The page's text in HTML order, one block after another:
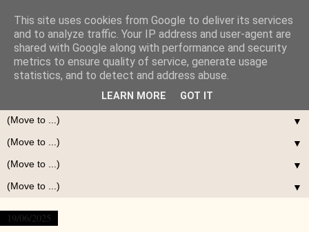
▼
▼
▼
▼
19/06/2025
This site uses cookies from Google to deliver its services
and to analyze traffic. Your IP address and user-agent are
shared with Google along with performance and security
metrics to ensure quality of service, generate usage
statistics, and to detect and address abuse.
LEARN MORE GOT IT